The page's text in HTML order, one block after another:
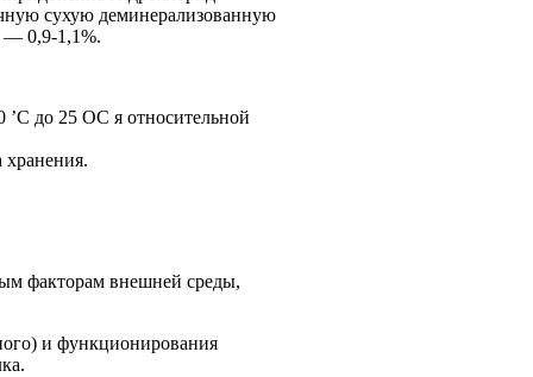
сухую деминерализованную
— 0,9-1,1%.
’С до 25 ОС я относительной
хранения.
факторам внешней среды,
и функционирования